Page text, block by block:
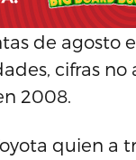
de agosto
cifras no
2008.
quien a